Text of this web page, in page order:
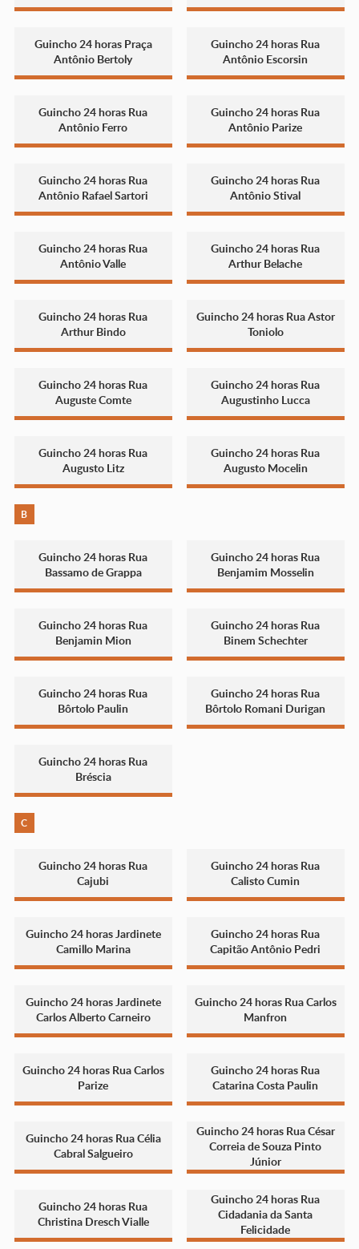
Guincho 24 horas Praça
Antônio Bertoly
Guincho 24 horas Rua
Antônio Escorsin
Guincho 24 horas Rua
Antônio Ferro
Guincho 24 horas Rua
Antônio Parize
Guincho 24 horas Rua
Antônio Rafael Sartori
Guincho 24 horas Rua
Antônio Stival
Guincho 24 horas Rua
Antônio Valle
Guincho 24 horas Rua
Arthur Belache
Guincho 24 horas Rua
Arthur Bindo
Guincho 24 horas Rua Astor
Toniolo
Guincho 24 horas Rua
Auguste Comte
Guincho 24 horas Rua
Augustinho Lucca
Guincho 24 horas Rua
Augusto Litz
Guincho 24 horas Rua
Augusto Mocelin
B
Guincho 24 horas Rua
Bassamo de Grappa
Guincho 24 horas Rua
Benjamim Mosselin
Guincho 24 horas Rua
Benjamin Mion
Guincho 24 horas Rua
Binem Schechter
Guincho 24 horas Rua
Bôrtolo Paulin
Guincho 24 horas Rua
Bôrtolo Romani Durigan
Guincho 24 horas Rua
Bréscia
C
Guincho 24 horas Rua
Cajubi
Guincho 24 horas Rua
Calisto Cumin
Guincho 24 horas Jardinete
Camillo Marina
Guincho 24 horas Rua
Capitão Antônio Pedri
Guincho 24 horas Jardinete
Carlos Alberto Carneiro
Guincho 24 horas Rua Carlos
Manfron
Guincho 24 horas Rua Carlos
Parize
Guincho 24 horas Rua
Catarina Costa Paulin
Guincho 24 horas Rua Célia
Cabral Salgueiro
Guincho 24 horas Rua César
Correia de Souza Pinto
Júnior
Guincho 24 horas Rua
Christina Dresch Vialle
Guincho 24 horas Rua
Cidadania da Santa
Felicidade